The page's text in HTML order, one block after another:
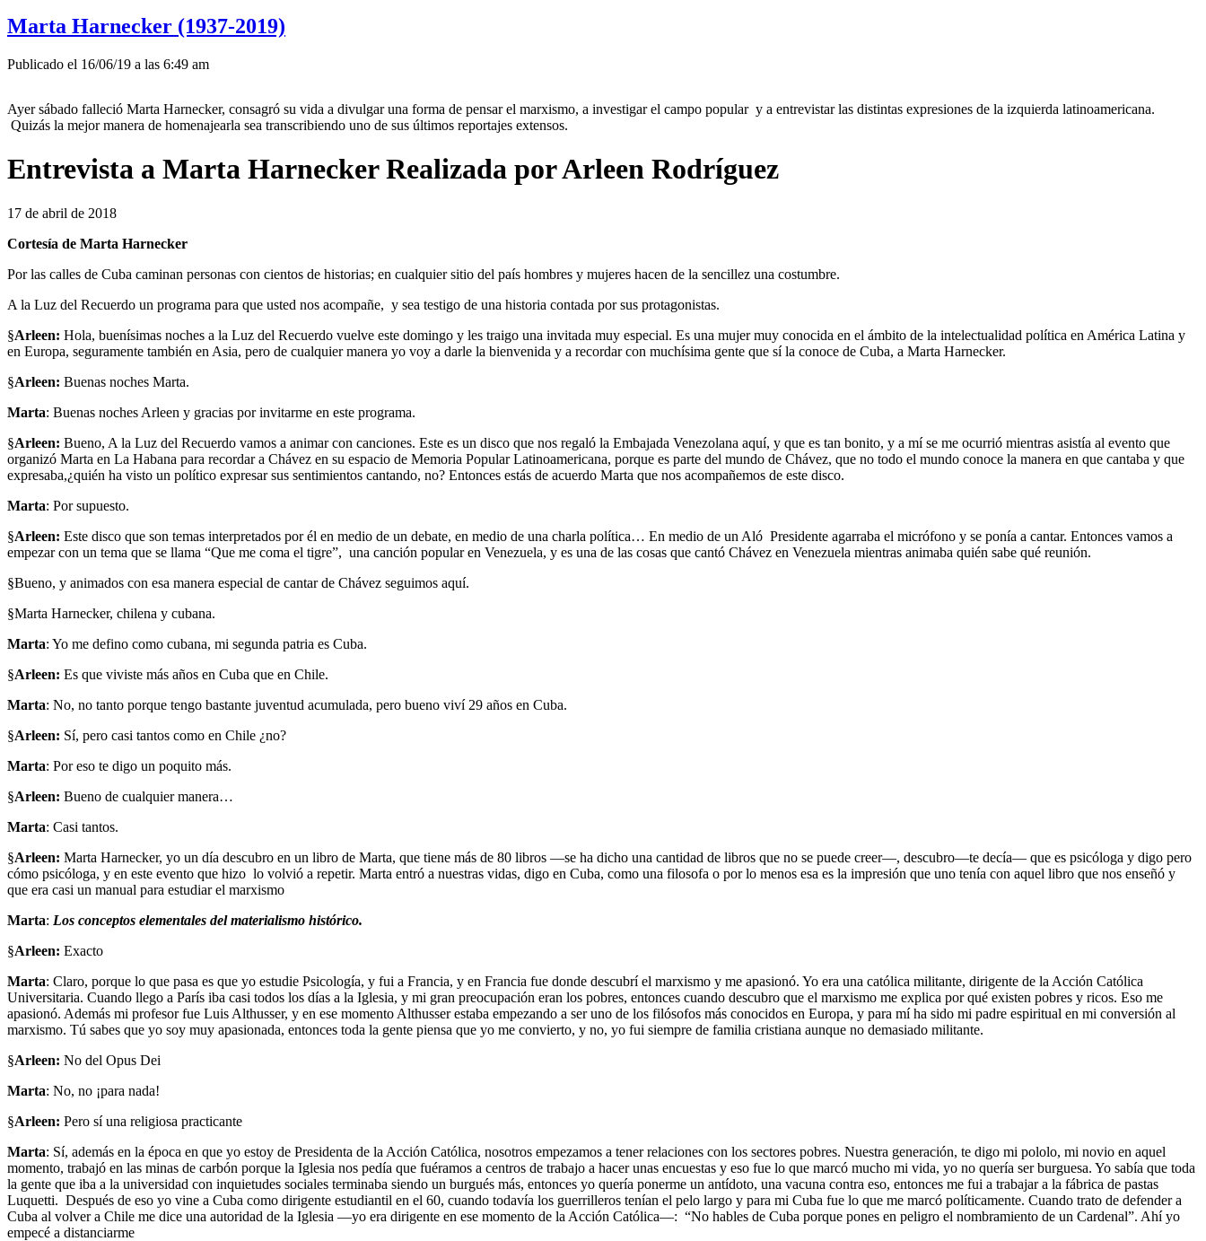
Marta Harnecker (1937-2019)
Publicado el 16/06/19 a las 6:49 am
Ayer sábado falleció Marta Harnecker, consagró su vida a divulgar una forma de pensar el marxismo, a investigar el campo popular y a entrevistar las distintas expresiones de la izquierda latinoamericana.
Quizás la mejor manera de homenajearla sea transcribiendo uno de sus últimos reportajes extensos.
Entrevista a Marta Harnecker Realizada por Arleen Rodríguez
17 de abril de 2018
Cortesía de Marta Harnecker
Por las calles de Cuba caminan personas con cientos de historias; en cualquier sitio del país hombres y mujeres hacen de la sencillez una costumbre.
A la Luz del Recuerdo un programa para que usted nos acompañe, y sea testigo de una historia contada por sus protagonistas.
§Arleen: Hola, buenísimas noches a la Luz del Recuerdo vuelve este domingo y les traigo una invitada muy especial. Es una mujer muy conocida en el ámbito de la intelectualidad política en América Latina y
en Europa, seguramente también en Asia, pero de cualquier manera yo voy a darle la bienvenida y a recordar con muchísima gente que sí la conoce de Cuba, a Marta Harnecker.
§Arleen: Buenas noches Marta.
Marta: Buenas noches Arleen y gracias por invitarme en este programa.
§Arleen: Bueno, A la Luz del Recuerdo vamos a animar con canciones. Este es un disco que nos regaló la Embajada Venezolana aquí, y que es tan bonito, y a mí se me ocurrió mientras asistía al evento que
organizó Marta en La Habana para recordar a Chávez en su espacio de Memoria Popular Latinoamericana, porque es parte del mundo de Chávez, que no todo el mundo conoce la manera en que cantaba y que
expresaba,¿quién ha visto un político expresar sus sentimientos cantando, no? Entonces estás de acuerdo Marta que nos acompañemos de este disco.
Marta: Por supuesto.
§Arleen: Este disco que son temas interpretados por él en medio de un debate, en medio de una charla política… En medio de un Aló Presidente agarraba el micrófono y se ponía a cantar. Entonces vamos a
empezar con un tema que se llama “Que me coma el tigre”, una canción popular en Venezuela, y es una de las cosas que cantó Chávez en Venezuela mientras animaba quién sabe qué reunión.
§Bueno, y animados con esa manera especial de cantar de Chávez seguimos aquí.
§Marta Harnecker, chilena y cubana.
Marta: Yo me defino como cubana, mi segunda patria es Cuba.
§Arleen: Es que viviste más años en Cuba que en Chile.
Marta: No, no tanto porque tengo bastante juventud acumulada, pero bueno viví 29 años en Cuba.
§Arleen: Sí, pero casi tantos como en Chile ¿no?
Marta: Por eso te digo un poquito más.
§Arleen: Bueno de cualquier manera…
Marta: Casi tantos.
§Arleen: Marta Harnecker, yo un día descubro en un libro de Marta, que tiene más de 80 libros —se ha dicho una cantidad de libros que no se puede creer—, descubro—te decía— que es psicóloga y digo pero
cómo psicóloga, y en este evento que hizo lo volvió a repetir. Marta entró a nuestras vidas, digo en Cuba, como una filosofa o por lo menos esa es la impresión que uno tenía con aquel libro que nos enseñó y
que era casi un manual para estudiar el marxismo
Marta: Los conceptos elementales del materialismo histórico.
§Arleen: Exacto
Marta: Claro, porque lo que pasa es que yo estudie Psicología, y fui a Francia, y en Francia fue donde descubrí el marxismo y me apasionó. Yo era una católica militante, dirigente de la Acción Católica
Universitaria. Cuando llego a París iba casi todos los días a la Iglesia, y mi gran preocupación eran los pobres, entonces cuando descubro que el marxismo me explica por qué existen pobres y ricos. Eso me
apasionó. Además mi profesor fue Luis Althusser, y en ese momento Althusser estaba empezando a ser uno de los filósofos más conocidos en Europa, y para mí ha sido mi padre espiritual en mi conversión al
marxismo. Tú sabes que yo soy muy apasionada, entonces toda la gente piensa que yo me convierto, y no, yo fui siempre de familia cristiana aunque no demasiado militante.
§Arleen: No del Opus Dei
Marta: No, no ¡para nada!
§Arleen: Pero sí una religiosa practicante
Marta: Sí, además en la época en que yo estoy de Presidenta de la Acción Católica, nosotros empezamos a tener relaciones con los sectores pobres. Nuestra generación, te digo mi pololo, mi novio en aquel
momento, trabajó en las minas de carbón porque la Iglesia nos pedía que fuéramos a centros de trabajo a hacer unas encuestas y eso fue lo que marcó mucho mi vida, yo no quería ser burguesa. Yo sabía que toda
la gente que iba a la universidad con inquietudes sociales terminaba siendo un burgués más, entonces yo quería ponerme un antídoto, una vacuna contra eso, entonces me fui a trabajar a la fábrica de pastas
Luquetti. Después de eso yo vine a Cuba como dirigente estudiantil en el 60, cuando todavía los guerrilleros tenían el pelo largo y para mi Cuba fue lo que me marcó políticamente. Cuando trato de defender a
Cuba al volver a Chile me dice una autoridad de la Iglesia —yo era dirigente en ese momento de la Acción Católica—: “No hables de Cuba porque pones en peligro el nombramiento de un Cardenal”. Ahí yo
empecé a distanciarme